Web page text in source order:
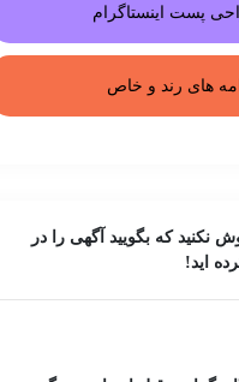
پست اینستاگرام
های رند و خاص
نکنید که بگویید آگهی را در
اید!